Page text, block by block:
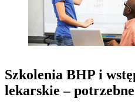
Szkolenia BHP i
lekarskie –